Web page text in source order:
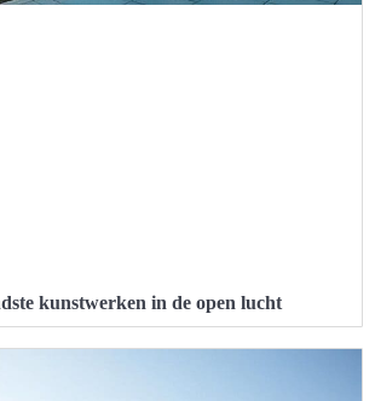
kunstwerken in de open lucht